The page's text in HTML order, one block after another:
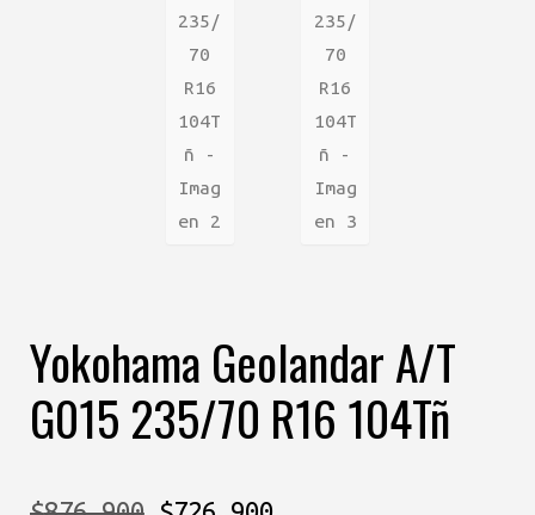
Yokohama Geolandar A/T
G015 235/70 R16 104Tñ